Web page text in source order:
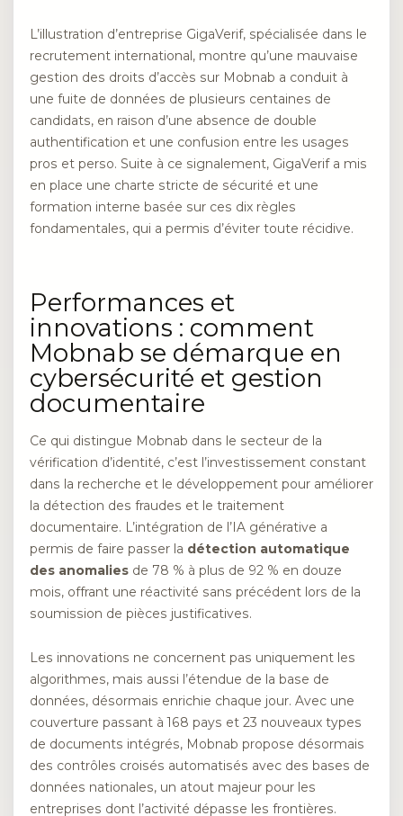
L’illustration d’entreprise GigaVerif, spécialisée dans le
recrutement international, montre qu’une mauvaise
gestion des droits d’accès sur Mobnab a conduit à
une fuite de données de plusieurs centaines de
candidats, en raison d’une absence de double
authentification et une confusion entre les usages
pros et perso. Suite à ce signalement, GigaVerif a mis
en place une charte stricte de sécurité et une
formation interne basée sur ces dix règles
fondamentales, qui a permis d’éviter toute récidive.
Performances et
innovations : comment
Mobnab se démarque en
cybersécurité et gestion
documentaire
Ce qui distingue Mobnab dans le secteur de la
vérification d’identité, c’est l’investissement constant
dans la recherche et le développement pour améliorer
la détection des fraudes et le traitement
documentaire. L’intégration de l’IA générative a
permis de faire passer la détection automatique
des anomalies de 78 % à plus de 92 % en douze
mois, offrant une réactivité sans précédent lors de la
soumission de pièces justificatives.
Les innovations ne concernent pas uniquement les
algorithmes, mais aussi l’étendue de la base de
données, désormais enrichie chaque jour. Avec une
couverture passant à 168 pays et 23 nouveaux types
de documents intégrés, Mobnab propose désormais
des contrôles croisés automatisés avec des bases de
données nationales, un atout majeur pour les
entreprises dont l’activité dépasse les frontières.